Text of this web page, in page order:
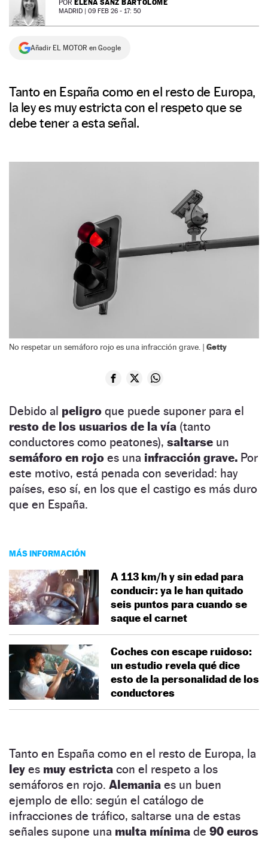
NEWSLETTER
SÍGUENOS
POR ELENA SANZ BARTOLOMÉ
MADRID | 09 FEB 26 - 17: 50
Añadir EL MOTOR en Google
Tanto en España como en el resto de Europa,
la ley es muy estricta con el respeto que se
debe tener a esta señal.
No respetar un semáforo rojo es una infracción grave. | Getty
Debido al peligro que puede suponer para el
resto de los usuarios de la vía (tanto
conductores como peatones), saltarse un
semáforo en rojo es una infracción grave. Por
este motivo, está penada con severidad: hay
países, eso sí, en los que el castigo es más duro
que en España.
MÁS INFORMACIÓN
A 113 km/h y sin edad para
conducir: ya le han quitado
seis puntos para cuando se
saque el carnet
Coches con escape ruidoso:
un estudio revela qué dice
esto de la personalidad de los
conductores
Tanto en España como en el resto de Europa, la
ley es muy estricta con el respeto a los
semáforos en rojo. Alemania es un buen
ejemplo de ello: según el catálogo de
infracciones de tráfico, saltarse una de estas
señales supone una multa mínima de 90 euros